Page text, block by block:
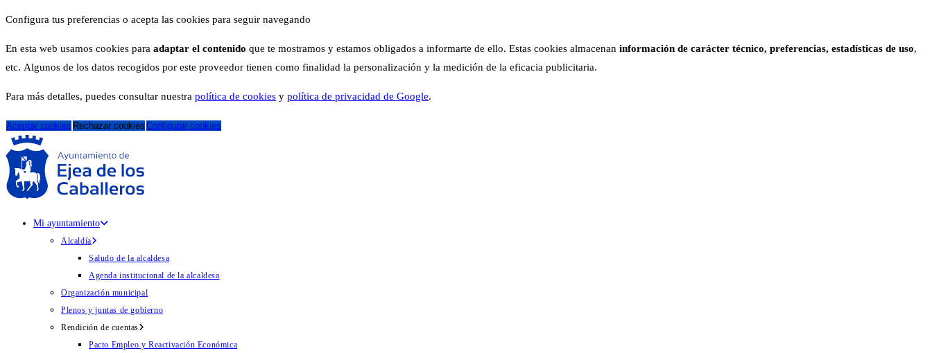
Configura tus preferencias o acepta las cookies para seguir navegando
En esta web usamos cookies para adaptar el contenido que te mostramos y estamos obligados a informarte de ello. Estas cookies almacenan información de carácter técnico, preferencias, estadísticas de uso,
etc. Algunos de los datos recogidos por este proveedor tienen como finalidad la personalización y la medición de la eficacia publicitaria.
Para más detalles, puedes consultar nuestra política de cookies y política de privacidad de Google.
Aceptar cookies Rechazar cookies Configurar cookies
Mi ayuntamiento
Alcaldía
Saludo de la alcaldesa
Agenda institucional de la alcaldesa
Organización municipal
Plenos y juntas de gobierno
Rendición de cuentas
Pacto Empleo y Reactivación Económica